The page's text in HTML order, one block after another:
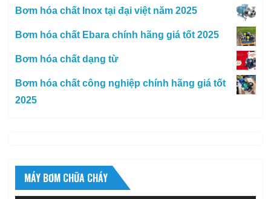
Bơm hóa chất Inox tại đại việt năm 2025
Bơm hóa chất Ebara chính hãng giá tốt 2025
Bơm hóa chất dạng từ
Bơm hóa chất công nghiệp chính hãng giá tốt
2025
MÁY BƠM CHỮA CHÁY